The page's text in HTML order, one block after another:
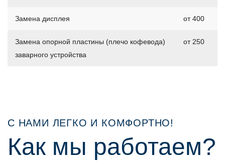
Замена дисплея от 400
Замена опорной пластины (плечо кофевода)
заварного устройства
от 250
С НАМИ ЛЕГКО И КОМФОРТНО!
Как мы работаем?